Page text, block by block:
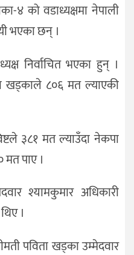
४ को वडाध्यक्षमा नेपाली
भएका छन् ।
निर्वाचित भएका हुन् ।
खड्काले ८०६ मत ल्याएकी
३८१ मत ल्याउँदा नेकपा
पाए ।
श्यामकुमार अधिकारी
।
पविता खड्का उम्मेदवार